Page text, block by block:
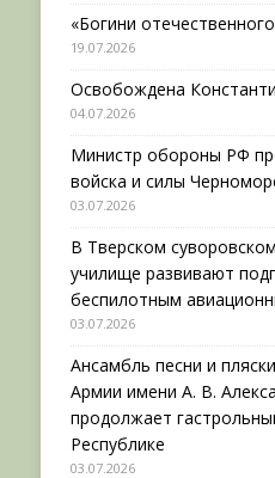
«Богини
19.07.2026
Освобождена
04.07.2026
Министр обороны РФ
войска и силы
03.07.2026
В Тверском
училище развивают
беспилотным
03.07.2026
Ансамбль песни и
Армии имени А. В.
продолжает
Республике
03.07.2026